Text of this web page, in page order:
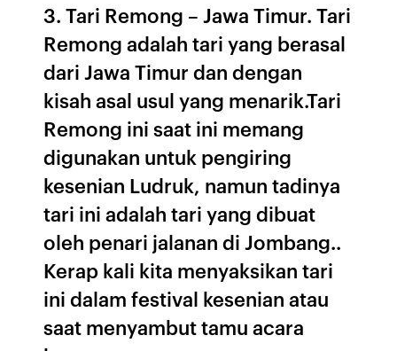
3. Tari Remong – Jawa Timur. Tari
Remong adalah tari yang berasal
dari Jawa Timur dan dengan
kisah asal usul yang menarik.Tari
Remong ini saat ini memang
digunakan untuk pengiring
kesenian Ludruk, namun tadinya
tari ini adalah tari yang dibuat
oleh penari jalanan di Jombang..
Kerap kali kita menyaksikan tari
ini dalam festival kesenian atau
saat menyambut tamu acara